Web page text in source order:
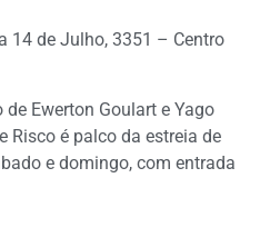
14 de Julho, 3351 – Centro
de Ewerton Goulart e Yago
Risco é palco da estreia de
e domingo, com entrada